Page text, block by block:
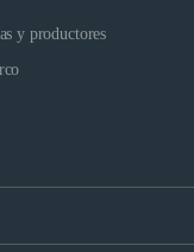
y productores